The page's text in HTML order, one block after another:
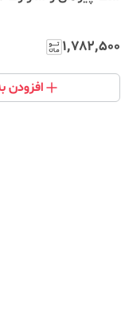
۱٬۷۸۲٬۵۰۰
افزودن